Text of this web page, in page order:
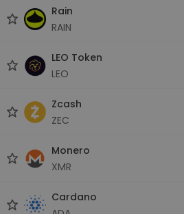
Rain
RAIN
LEO Token
LEO
Zcash
ZEC
Monero
XMR
Cardano